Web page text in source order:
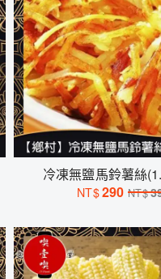
冷凍無鹽馬鈴薯絲
NT$290 NT$